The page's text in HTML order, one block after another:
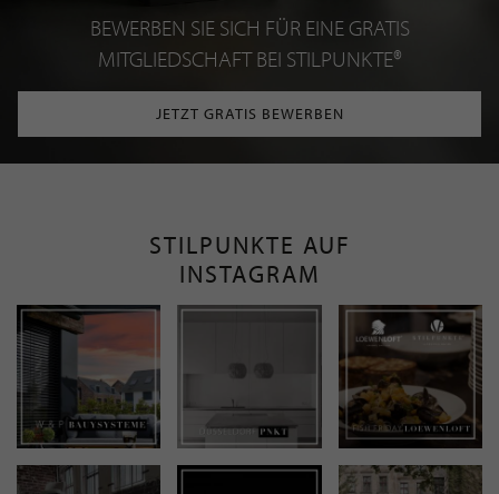
BEWERBEN SIE SICH FÜR EINE GRATIS
MITGLIEDSCHAFT BEI STILPUNKTE®
JETZT GRATIS BEWERBEN
STILPUNKTE AUF
INSTAGRAM